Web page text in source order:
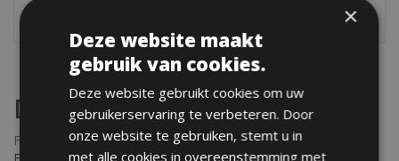
– Remmen: hydraulische schijf
Destinations
Frejus Fietsverhuur
×
Deze website maakt
gebruik van cookies.
Deze website gebruikt cookies om uw
gebruikerservaring te verbeteren. Door
onze website te gebruiken, stemt u in
met alle cookies in overeenstemming met